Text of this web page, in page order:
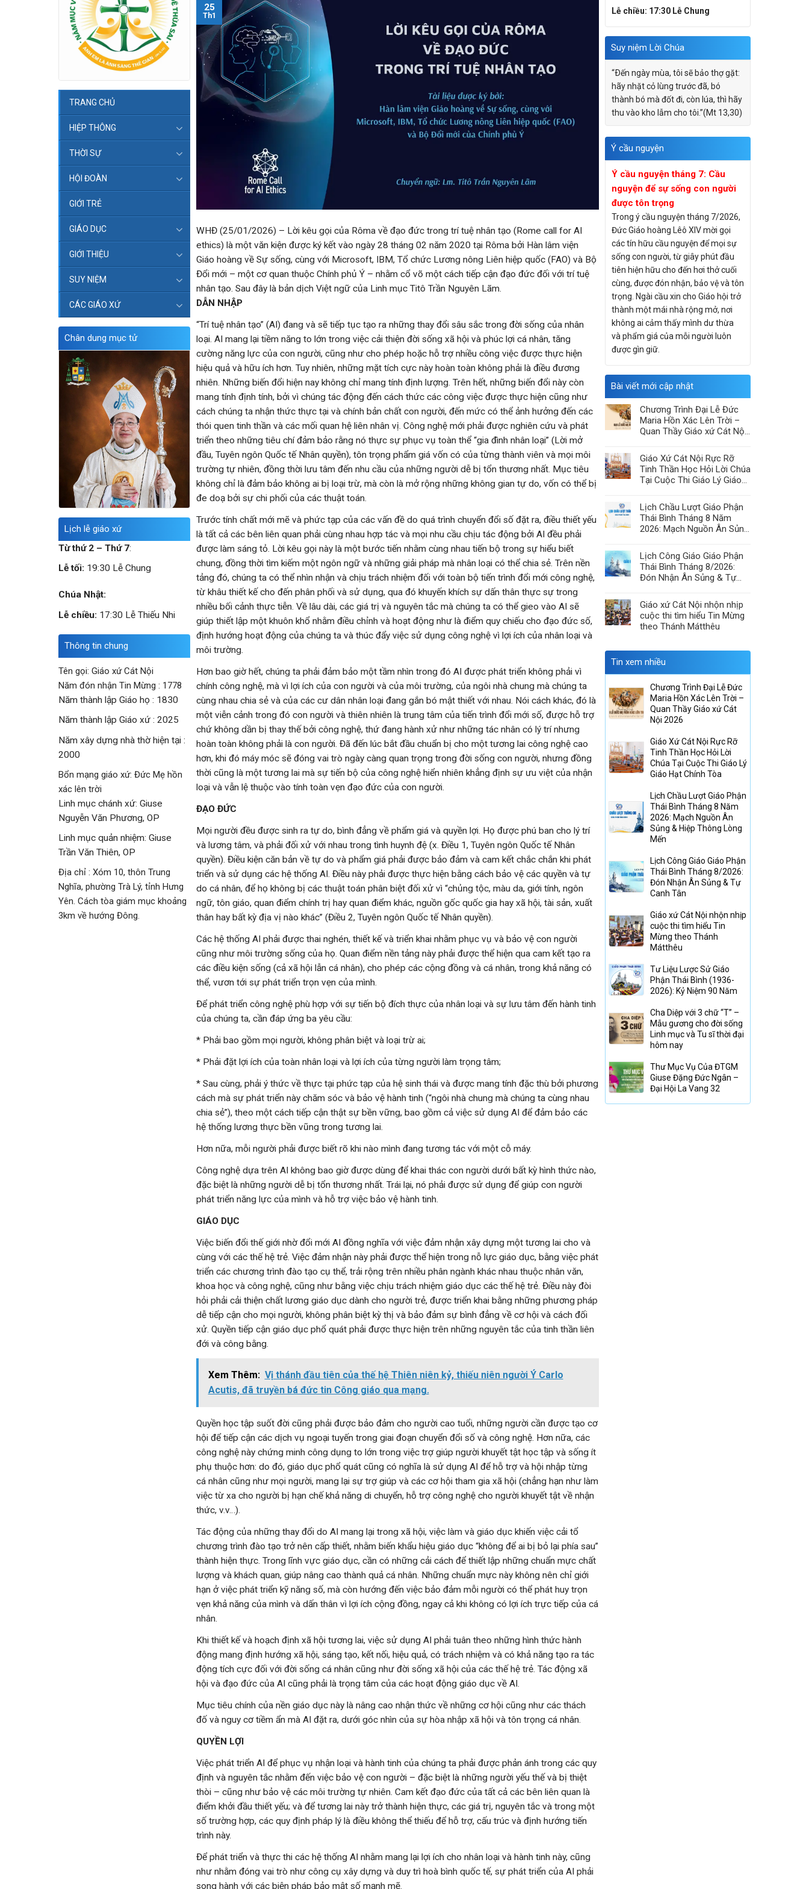
TRANG CHỦ
HIỆP THÔNG
THỜI SỰ
HỘI ĐOÀN
GIỚI TRẺ
GIÁO DỤC
GIỚI THIỆU
SUY NIỆM
CÁC GIÁO XỨ
Chân dung mục tử
Lịch lễ giáo xứ
Từ thứ 2 – Thứ 7:
Lễ tối: 19:30 Lễ Chung
Chúa Nhật:
Lễ chiều: 17:30 Lễ Thiếu Nhi
Thông tin chung
Tên gọi: Giáo xứ Cát Nội
Năm đón nhận Tin Mừng : 1778
Năm thành lập Giáo họ : 1830
Năm thành lập Giáo xứ : 2025
Năm xây dựng nhà thờ hiện tại :
2000
Bổn mạng giáo xứ: Đức Mẹ hồn
xác lên trời
Linh mục chánh xứ: Giuse
Nguyễn Văn Phương, OP
Linh mục quản nhiệm: Giuse
Trần Văn Thiên, OP
Địa chỉ : Xóm 10, thôn Trung
Nghĩa, phường Trà Lý, tỉnh Hưng
Yên. Cách tòa giám mục khoảng
3km về hướng Đông.
25
Th1
WHĐ (25/01/2026) – Lời kêu gọi của Rôma về đạo đức trong trí tuệ nhân tạo (Rome call for AI
ethics) là một văn kiện được ký kết vào ngày 28 tháng 02 năm 2020 tại Rôma bởi Hàn lâm viện
Giáo hoàng về Sự sống, cùng với Microsoft, IBM, Tổ chức Lương nông Liên hiệp quốc (FAO) và Bộ
Đổi mới – một cơ quan thuộc Chính phủ Ý – nhằm cổ võ một cách tiếp cận đạo đức đối với trí tuệ
nhân tạo. Sau đây là bản dịch Việt ngữ của Linh mục Titô Trần Nguyên Lãm.
DẪN NHẬP
“Trí tuệ nhân tạo” (AI) đang và sẽ tiếp tục tạo ra những thay đổi sâu sắc trong đời sống của nhân
loại. AI mang lại tiềm năng to lớn trong việc cải thiện đời sống xã hội và phúc lợi cá nhân, tăng
cường năng lực của con người, cũng như cho phép hoặc hỗ trợ nhiều công việc được thực hiện
hiệu quả và hữu ích hơn. Tuy nhiên, những mặt tích cực này hoàn toàn không phải là điều đương
nhiên. Những biến đổi hiện nay không chỉ mang tính định lượng. Trên hết, những biến đổi này còn
mang tính định tính, bởi vì chúng tác động đến cách thức các công việc được thực hiện cũng như
cách chúng ta nhận thức thực tại và chính bản chất con người, đến mức có thể ảnh hưởng đến các
thói quen tinh thần và các mối quan hệ liên nhân vị. Công nghệ mới phải được nghiên cứu và phát
triển theo những tiêu chí đảm bảo rằng nó thực sự phục vụ toàn thể “gia đình nhân loại” (Lời mở
đầu, Tuyên ngôn Quốc tế Nhân quyền), tôn trọng phẩm giá vốn có của từng thành viên và mọi môi
trường tự nhiên, đồng thời lưu tâm đến nhu cầu của những người dễ bị tổn thương nhất. Mục tiêu
không chỉ là đảm bảo không ai bị loại trừ, mà còn là mở rộng những không gian tự do, vốn có thể bị
đe doạ bởi sự chi phối của các thuật toán.
Trước tính chất mới mẽ và phức tạp của các vấn đề do quá trình chuyển đổi số đặt ra, điều thiết yếu
là tất cả các bên liên quan phải cùng nhau hợp tác và mọi nhu cầu chịu tác động bởi AI đều phải
được làm sáng tỏ. Lời kêu gọi này là một bước tiến nhằm cùng nhau tiến bộ trong sự hiểu biết
chung, đồng thời tìm kiếm một ngôn ngữ và những giải pháp mà nhân loại có thể chia sẻ. Trên nền
tảng đó, chúng ta có thể nhìn nhận và chịu trách nhiệm đối với toàn bộ tiến trình đổi mới công nghệ,
từ khâu thiết kế cho đến phân phối và sử dụng, qua đó khuyến khích sự dấn thân thực sự trong
nhiều bối cảnh thực tiễn. Về lâu dài, các giá trị và nguyên tắc mà chúng ta có thể gieo vào AI sẽ
giúp thiết lập một khuôn khổ nhằm điều chỉnh và hoạt động như là điểm quy chiếu cho đạo đức số,
định hướng hoạt động của chúng ta và thúc đẩy việc sử dụng công nghệ vì lợi ích của nhân loại và
môi trường.
Hơn bao giờ hết, chúng ta phải đảm bảo một tầm nhìn trong đó AI được phát triển không phải vì
chính công nghệ, mà vì lợi ích của con người và của môi trường, của ngôi nhà chung mà chúng ta
cùng nhau chia sẻ và của các cư dân nhân loại đang gắn bó mật thiết với nhau. Nói cách khác, đó là
một viễn cảnh trong đó con người và thiên nhiên là trung tâm của tiến trình đổi mới số, được hỗ trợ
chứ không dần bị thay thế bởi công nghệ, thứ đang hành xử như những tác nhân có lý trí nhưng
hoàn toàn không phải là con người. Đã đến lúc bắt đầu chuẩn bị cho một tương lai công nghệ cao
hơn, khi đó máy móc sẽ đóng vai trò ngày càng quan trọng trong đời sống con người, nhưng đồng
thời cũng là một tương lai mà sự tiến bộ của công nghệ hiển nhiên khẳng định sự ưu việt của nhận
loại và vẫn lệ thuộc vào tính toàn vẹn đạo đức của con người.
ĐẠO ĐỨC
Mọi người đều được sinh ra tự do, bình đẳng về phẩm giá và quyền lợi. Họ được phú ban cho lý trí
và lương tâm, và phải đối xử với nhau trong tình huynh đệ (x. Điều 1, Tuyên ngôn Quốc tế Nhân
quyền). Điều kiện căn bản về tự do và phẩm giá phải được bảo đảm và cam kết chắc chắn khi phát
triển và sử dụng các hệ thống AI. Điều này phải được thực hiện bằng cách bảo vệ các quyền và tự
do cá nhân, để họ không bị các thuật toán phân biệt đối xử vì “chủng tộc, màu da, giới tính, ngôn
ngữ, tôn giáo, quan điểm chính trị hay quan điểm khác, nguồn gốc quốc gia hay xã hội, tài sản, xuất
thân hay bất kỳ địa vị nào khác” (Điều 2, Tuyên ngôn Quốc tế Nhân quyền).
Các hệ thống AI phải được thai nghén, thiết kế và triển khai nhằm phục vụ và bảo vệ con người
cũng như môi trường sống của họ. Quan điểm nền tảng này phải được thể hiện qua cam kết tạo ra
các điều kiện sống (cả xã hội lẫn cá nhân), cho phép các cộng đồng và cá nhân, trong khả năng có
thể, vươn tới sự phát triển trọn vẹn của mình.
Để phát triển công nghệ phù hợp với sự tiến bộ đích thực của nhân loại và sự lưu tâm đến hành tinh
của chúng ta, cần đáp ứng ba yêu cầu:
* Phải bao gồm mọi người, không phân biệt và loại trừ ai;
* Phải đặt lợi ích của toàn nhân loại và lợi ích của từng người làm trọng tâm;
* Sau cùng, phải ý thức về thực tại phức tạp của hệ sinh thái và được mang tính đặc thù bởi phương
cách mà sự phát triển này chăm sóc và bảo vệ hành tinh (“ngôi nhà chung mà chúng ta cùng nhau
chia sẻ”), theo một cách tiếp cận thật sự bền vững, bao gồm cả việc sử dụng AI để đảm bảo các
hệ thống lương thực bền vũng trong tương lai.
Hơn nữa, mỗi người phải được biết rõ khi nào mình đang tương tác với một cỗ máy.
Công nghệ dựa trên AI không bao giờ được dùng để khai thác con người dưới bất kỳ hình thức nào,
đặc biệt là những người dễ bị tổn thương nhất. Trái lại, nó phải được sử dụng để giúp con người
phát triển năng lực của mình và hỗ trợ việc bảo vệ hành tinh.
GIÁO DỤC
Việc biến đổi thế giới nhờ đổi mới AI đồng nghĩa với việc đảm nhận xây dựng một tương lai cho và
cùng với các thế hệ trẻ. Việc đảm nhận này phải được thể hiện trong nỗ lực giáo dục, bằng việc phát
triển các chương trình đào tạo cụ thể, trải rộng trên nhiều phân ngành khác nhau thuộc nhân văn,
khoa học và công nghệ, cũng như bằng việc chịu trách nhiệm giáo dục các thế hệ trẻ. Điều này đòi
hỏi phải cải thiện chất lương giáo dục dành cho người trẻ, được triển khai bằng những phương pháp
dễ tiếp cận cho mọi người, không phân biệt kỳ thị và bảo đảm sự bình đẳng về cơ hội và cách đối
xử. Quyền tiếp cận giáo dục phổ quát phải được thực hiện trên những nguyên tắc của tinh thần liên
đới và công bằng.
Xem Thêm: Vị thánh đầu tiên của thế hệ Thiên niên kỷ, thiếu niên người Ý Carlo
Acutis, đã truyền bá đức tin Công giáo qua mạng.
Quyền học tập suốt đời cũng phải được bảo đảm cho người cao tuổi, những người cần được tạo cơ
hội để tiếp cận các dịch vụ ngoại tuyến trong giai đoạn chuyển đổi số và công nghệ. Hơn nữa, các
công nghệ này chứng minh công dụng to lớn trong việc trợ giúp người khuyết tật học tập và sống ít
phụ thuộc hơn: do đó, giáo dục phổ quát cũng có nghĩa là sử dụng AI để hỗ trợ và hội nhập từng
cá nhân cũng như mọi người, mang lại sự trợ giúp và các cơ hội tham gia xã hội (chẳng hạn như làm
việc từ xa cho người bị hạn chế khả năng di chuyển, hỗ trợ công nghệ cho người khuyết tật về nhận
thức, v.v…).
Tác động của những thay đổi do AI mang lại trong xã hội, việc làm và giáo dục khiến việc cải tổ
chương trình đào tạo trở nên cấp thiết, nhằm biến khẩu hiệu giáo dục “không để ai bị bỏ lại phía sau”
thành hiện thực. Trong lĩnh vực giáo dục, cần có những cải cách để thiết lập những chuẩn mực chất
lượng và khách quan, giúp nâng cao thành quả cá nhân. Những chuẩn mực này không nên chỉ giới
hạn ở việc phát triển kỹ năng số, mà còn hướng đến việc bảo đảm mỗi người có thể phát huy trọn
vẹn khả năng của mình và dấn thân vì lợi ích cộng đồng, ngay cả khi không có lợi ích trực tiếp của cá
nhân.
Khi thiết kế và hoạch định xã hội tương lai, việc sử dụng AI phải tuân theo những hình thức hành
động mang định hướng xã hội, sáng tạo, kết nối, hiệu quả, có trách nhiệm và có khả năng tạo ra tác
động tích cực đối với đời sống cá nhân cũng như đời sống xã hội của các thế hệ trẻ. Tác động xã
hội và đạo đức của AI cũng phải là trọng tâm của các hoạt động giáo dục về AI.
Mục tiêu chính của nền giáo dục này là nâng cao nhận thức về những cơ hội cũng như các thách
đố và nguy cơ tiềm ẩn mà AI đặt ra, dưới góc nhìn của sự hòa nhập xã hội và tôn trọng cá nhân.
QUYỀN LỢI
Việc phát triển AI để phục vụ nhận loại và hành tinh của chúng ta phải được phản ánh trong các quy
định và nguyên tắc nhằm đến việc bảo vệ con người – đặc biệt là những người yếu thế và bị thiệt
thòi – cũng như bảo vệ các môi trường tự nhiên. Cam kết đạo đức của tất cả các bên liên quan là
điểm khởi đầu thiết yếu; và để tương lai này trở thành hiện thực, các giá trị, nguyên tắc và trong một
số trường hợp, các quy định pháp lý là điều không thể thiếu để hỗ trợ, cấu trúc và định hướng tiến
trình này.
Để phát triển và thực thi các hệ thống AI nhằm mang lại lợi ích cho nhân loại và hành tinh này, cũng
như nhằm đóng vai trò như công cụ xây dựng và duy trì hoà bình quốc tế, sự phát triển của AI phải
song hành với các biện pháp bảo mật số mạnh mẽ.
Lễ chiều: 17:30 Lễ Chung
Suy niệm Lời Chúa
“Ðến ngày mùa, tôi sẽ bảo thợ gặt:
hãy nhặt cỏ lùng trước đã, bó
thành bó mà đốt đi, còn lúa, thì hãy
thu vào kho lẫm cho tôi.”(Mt 13,30)
Ý cầu nguyện
Ý cầu nguyện tháng 7: Cầu
nguyện để sự sống con người
được tôn trọng
Trong ý cầu nguyện tháng 7/2026,
Đức Giáo hoàng Lêô XIV mời gọi
các tín hữu cầu nguyện để mọi sự
sống con người, từ giây phút đầu
tiên hiện hữu cho đến hơi thở cuối
cùng, được đón nhận, bảo vệ và tôn
trọng. Ngài cầu xin cho Giáo hội trở
thành một mái nhà rộng mở, nơi
không ai cảm thấy mình dư thừa
và phẩm giá của mỗi người luôn
được gìn giữ.
Bài viết mới cập nhật
Chương Trình Đại Lễ Đức
Maria Hồn Xác Lên Trời –
Quan Thầy Giáo xứ Cát Nội
Giáo Xứ Cát Nội Rực Rỡ
Tinh Thần Học Hỏi Lời Chúa
Tại Cuộc Thi Giáo Lý Giáo
Lịch Chầu Lượt Giáo Phận
Thái Bình Tháng 8 Năm
2026: Mạch Nguồn Ân Sủng
Lịch Công Giáo Giáo Phận
Thái Bình Tháng 8/2026:
Đón Nhận Ân Sủng & Tự
Giáo xứ Cát Nội nhộn nhịp
cuộc thi tìm hiểu Tin Mừng
theo Thánh Mátthêu
Tin xem nhiều
Chương Trình Đại Lễ Đức
Maria Hồn Xác Lên Trời –
Quan Thầy Giáo xứ Cát
Nội 2026
Giáo Xứ Cát Nội Rực Rỡ
Tinh Thần Học Hỏi Lời
Chúa Tại Cuộc Thi Giáo Lý
Giáo Hạt Chính Tòa
Lịch Chầu Lượt Giáo Phận
Thái Bình Tháng 8 Năm
2026: Mạch Nguồn Ân
Sủng & Hiệp Thông Lòng
Mến
Lịch Công Giáo Giáo Phận
Thái Bình Tháng 8/2026:
Đón Nhận Ân Sủng & Tự
Canh Tân
Giáo xứ Cát Nội nhộn nhịp
cuộc thi tìm hiểu Tin
Mừng theo Thánh
Mátthêu
Tư Liệu Lược Sử Giáo
Phận Thái Bình (1936-
2026): Kỷ Niệm 90 Năm
Cha Diệp với 3 chữ “T” –
Mẫu gương cho đời sống
Linh mục và Tu sĩ thời đại
hôm nay
Thư Mục Vụ Của ĐTGM
Giuse Đặng Đức Ngân –
Đại Hội La Vang 32